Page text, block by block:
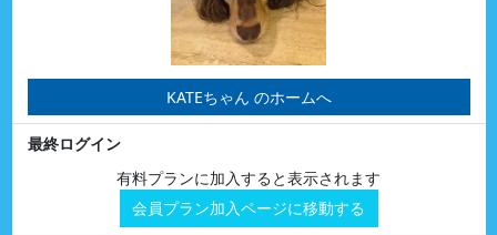
KATEちゃん のホームへ
最終ログイン
有料プランに加入すると表示されます
会員プラン加入ページに移動する